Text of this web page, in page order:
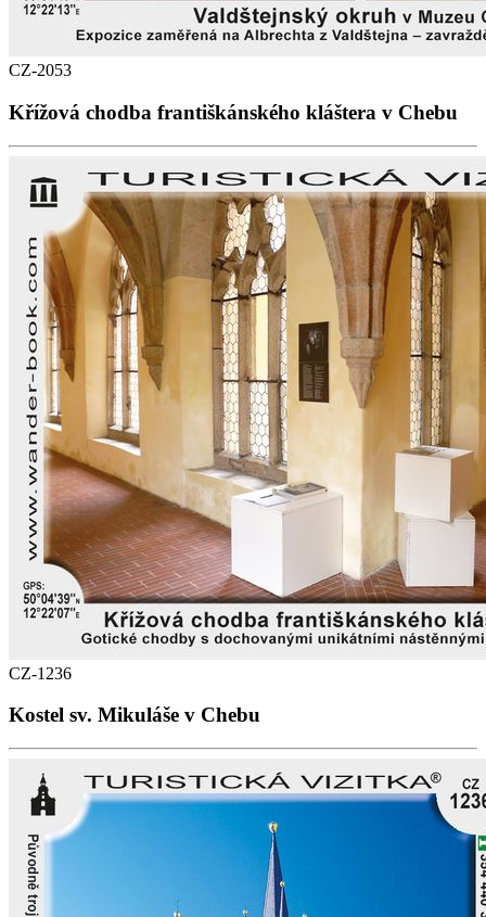
CZ-2053
Křížová chodba františkánského kláštera v Chebu
CZ-1236
Kostel sv. Mikuláše v Chebu